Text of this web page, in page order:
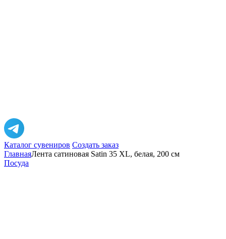
Каталог сувениров Создать заказ
ГлавнаяЛента сатиновая Satin 35 XL, белая, 200 см
Посуда